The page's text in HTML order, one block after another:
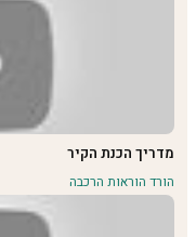
מדריך הכנת הקיר
הורד הוראות הרכבה